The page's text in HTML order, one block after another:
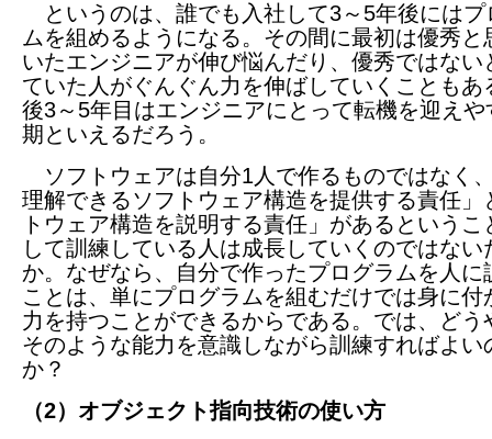
というのは、誰でも入社して3～5年後にはプ
ムを組めるようになる。その間に最初は優秀と
いたエンジニアが伸び悩んだり、優秀ではない
ていた人がぐんぐん力を伸ばしていくこともあ
後3～5年目はエンジニアにとって転機を迎えや
期といえるだろう。
ソフトウェアは自分1人で作るものではなく
理解できるソフトウェア構造を提供する責任」
トウェア構造を説明する責任」があるというこ
して訓練している人は成長していくのではない
か。なぜなら、自分で作ったプログラムを人に
ことは、単にプログラムを組むだけでは身に付
力を持つことができるからである。では、どう
そのような能力を意識しながら訓練すればよい
か？
（2）オブジェクト指向技術の使い方